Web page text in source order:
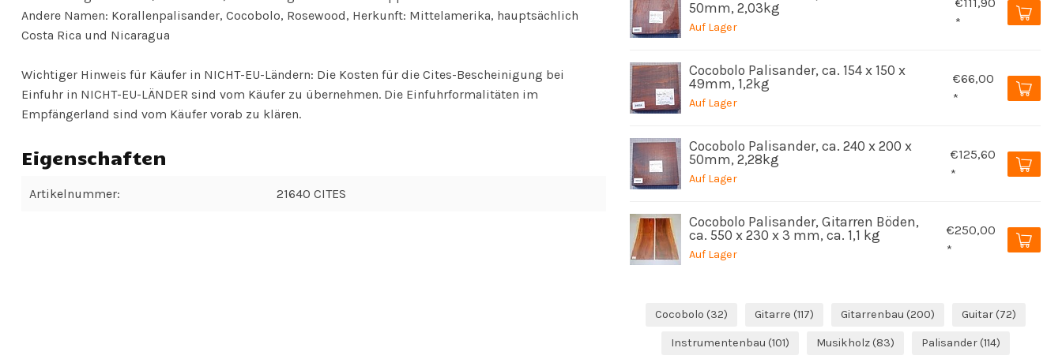
Andere Namen: Korallenpalisander, Cocobolo, Rosewood, Herkunft: Mittelamerika, hauptsächlich
Costa Rica und Nicaragua
Wichtiger Hinweis für Käufer in NICHT-EU-Ländern: Die Kosten für die Cites-Bescheinigung bei
Einfuhr in NICHT-EU-LÄNDER sind vom Käufer zu übernehmen. Die Einfuhrformalitäten im
Empfängerland sind vom Käufer vorab zu klären.
Eigenschaften
Artikelnummer: 21640 CITES
50mm, 2,03kg
Auf Lager
*
Cocobolo Palisander, ca. 154 x 150 x
49mm, 1,2kg
Auf Lager
€66,00
*
Cocobolo Palisander, ca. 240 x 200 x
50mm, 2,28kg
Auf Lager
€125,60
*
Cocobolo Palisander, Gitarren Böden,
ca. 550 x 230 x 3 mm, ca. 1,1 kg
Auf Lager
€250,00
*
Cocobolo (32) Gitarre (117) Gitarrenbau (200) Guitar (72)
Instrumentenbau (101) Musikholz (83) Palisander (114)